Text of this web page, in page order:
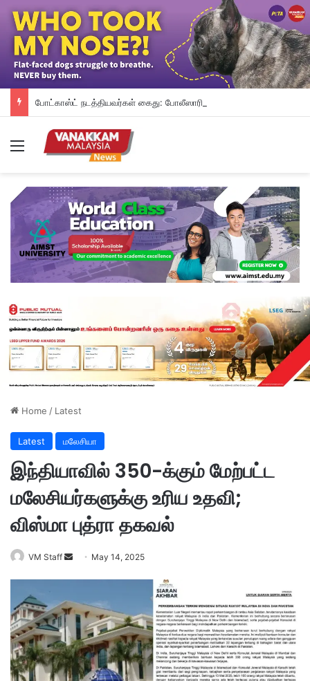
Menu
Home / Latest
Latest மலேசியா
இந்தியாவில் 350-க்கும் மேற்பட்ட
மலேசியர்களுக்கு உரிய உதவி;
விஸ்மா புத்ரா தகவல்
VM Staff
d
a
n
e
m
May 14, 2025